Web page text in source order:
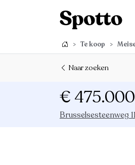
> Te koop >
Naar zoeken
€ 475.000
Brusselsesteenweg